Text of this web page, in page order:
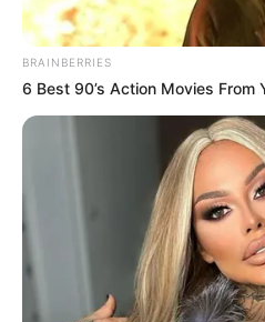
วันนี้ก่อนออกจากบ้า
ค้าขาย
ทิศมงคลเสริมความเฮง
พนมมืออธิษฐาน ดึงดูด
ประสบความสำเร็จตลอ
BRAINBERRIES
6 Best 90’s Action Movies From